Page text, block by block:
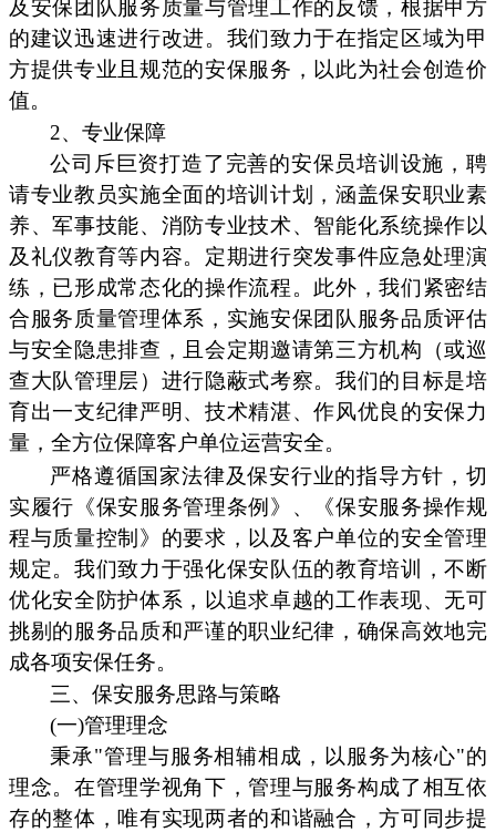
及安保团队服务质量与管理工作的反馈，根据甲方
的建议迅速进行改进。我们致力于在指定区域为甲
方提供专业且规范的安保服务，以此为社会创造价
值。
2、专业保障
公司斥巨资打造了完善的安保员培训设施，聘
请专业教员实施全面的培训计划，涵盖保安职业素
养、军事技能、消防专业技术、智能化系统操作以
及礼仪教育等内容。定期进行突发事件应急处理演
练，已形成常态化的操作流程。此外，我们紧密结
合服务质量管理体系，实施安保团队服务品质评估
与安全隐患排查，且会定期邀请第三方机构（或巡
查大队管理层）进行隐蔽式考察。我们的目标是培
育出一支纪律严明、技术精湛、作风优良的安保力
量，全方位保障客户单位运营安全。
严格遵循国家法律及保安行业的指导方针，切
实履行《保安服务管理条例》、《保安服务操作规
程与质量控制》的要求，以及客户单位的安全管理
规定。我们致力于强化保安队伍的教育培训，不断
优化安全防护体系，以追求卓越的工作表现、无可
挑剔的服务品质和严谨的职业纪律，确保高效地完
成各项安保任务。
三、保安服务思路与策略
(一)管理理念
秉承"管理与服务相辅相成，以服务为核心"的
理念。在管理学视角下，管理与服务构成了相互依
存的整体，唯有实现两者的和谐融合，方可同步提